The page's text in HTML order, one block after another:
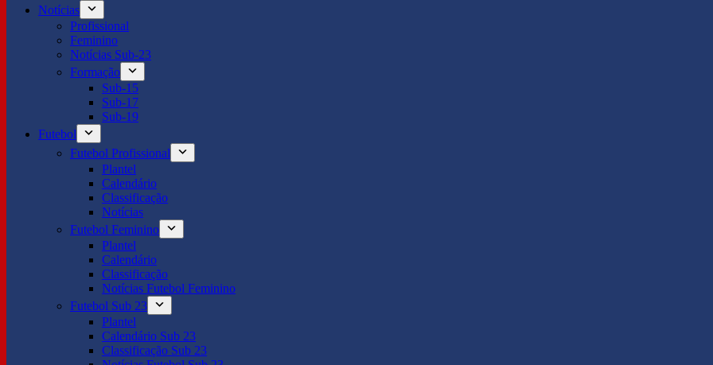
Notícias
Profissional
Feminino
Notícias Sub-23
Formação
Sub-15
Sub-17
Sub-19
Futebol
Futebol Profissional
Plantel
Calendário
Classificação
Notícias
Futebol Feminino
Plantel
Calendário
Classificação
Notícias Futebol Feminino
Futebol Sub 23
Plantel
Calendário Sub 23
Classificação Sub 23